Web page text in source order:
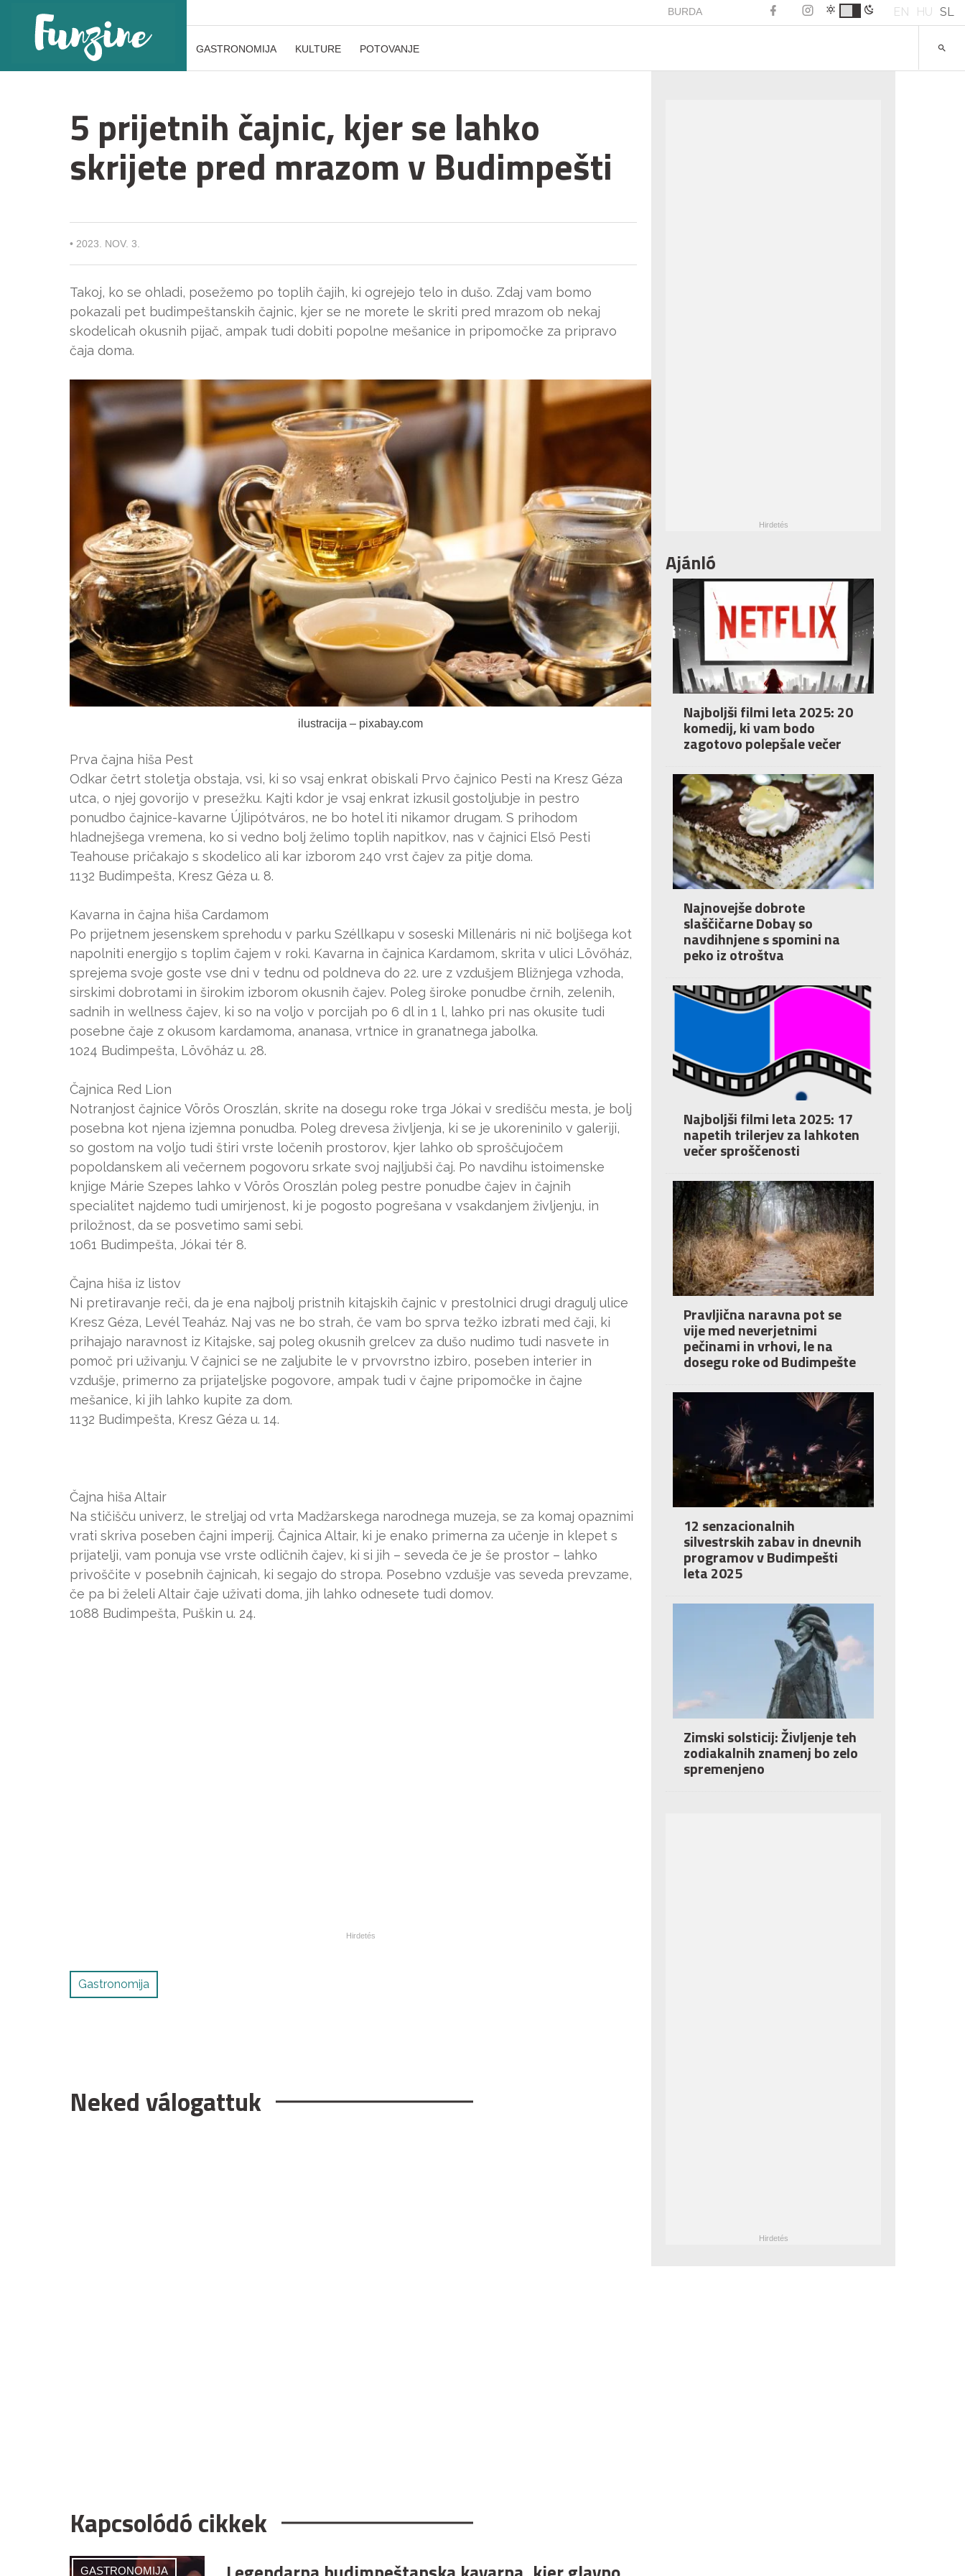
BURDA EN HU SL
GASTRONOMIJA KULTURE POTOVANJE
5 prijetnih čajnic, kjer se lahko
skrijete pred mrazom v Budimpešti
• 2023. NOV. 3.
Takoj, ko se ohladi, posežemo po toplih čajih, ki ogrejejo telo in dušo. Zdaj vam bomo
pokazali pet budimpeštanskih čajnic, kjer se ne morete le skriti pred mrazom ob nekaj
skodelicah okusnih pijač, ampak tudi dobiti popolne mešanice in pripomočke za pripravo
čaja doma.
ilustracija – pixabay.com
Prva čajna hiša Pest
Odkar četrt stoletja obstaja, vsi, ki so vsaj enkrat obiskali Prvo čajnico Pesti na Kresz Géza
utca, o njej govorijo v presežku. Kajti kdor je vsaj enkrat izkusil gostoljubje in pestro
ponudbo čajnice-kavarne Újlipótváros, ne bo hotel iti nikamor drugam. S prihodom
hladnejšega vremena, ko si vedno bolj želimo toplih napitkov, nas v čajnici Első Pesti
Teahouse pričakajo s skodelico ali kar izborom 240 vrst čajev za pitje doma.
1132 Budimpešta, Kresz Géza u. 8.
Kavarna in čajna hiša Cardamom
Po prijetnem jesenskem sprehodu v parku Széllkapu v soseski Millenáris ni nič boljšega kot
napolniti energijo s toplim čajem v roki. Kavarna in čajnica Kardamom, skrita v ulici Lövőház,
sprejema svoje goste vse dni v tednu od poldneva do 22. ure z vzdušjem Bližnjega vzhoda,
sirskimi dobrotami in širokim izborom okusnih čajev. Poleg široke ponudbe črnih, zelenih,
sadnih in wellness čajev, ki so na voljo v porcijah po 6 dl in 1 l, lahko pri nas okusite tudi
posebne čaje z okusom kardamoma, ananasa, vrtnice in granatnega jabolka.
1024 Budimpešta, Lövőház u. 28.
Čajnica Red Lion
Notranjost čajnice Vörös Oroszlán, skrite na dosegu roke trga Jókai v središču mesta, je bolj
posebna kot njena izjemna ponudba. Poleg drevesa življenja, ki se je ukoreninilo v galeriji,
so gostom na voljo tudi štiri vrste ločenih prostorov, kjer lahko ob sproščujočem
popoldanskem ali večernem pogovoru srkate svoj najljubši čaj. Po navdihu istoimenske
knjige Márie Szepes lahko v Vörös Oroszlán poleg pestre ponudbe čajev in čajnih
specialitet najdemo tudi umirjenost, ki je pogosto pogrešana v vsakdanjem življenju, in
priložnost, da se posvetimo sami sebi.
1061 Budimpešta, Jókai tér 8.
Čajna hiša iz listov
Ni pretiravanje reči, da je ena najbolj pristnih kitajskih čajnic v prestolnici drugi dragulj ulice
Kresz Géza, Levél Teaház. Naj vas ne bo strah, če vam bo sprva težko izbrati med čaji, ki
prihajajo naravnost iz Kitajske, saj poleg okusnih grelcev za dušo nudimo tudi nasvete in
pomoč pri uživanju. V čajnici se ne zaljubite le v prvovrstno izbiro, poseben interier in
vzdušje, primerno za prijateljske pogovore, ampak tudi v čajne pripomočke in čajne
mešanice, ki jih lahko kupite za dom.
1132 Budimpešta, Kresz Géza u. 14.
Čajna hiša Altair
Na stičišču univerz, le streljaj od vrta Madžarskega narodnega muzeja, se za komaj opaznimi
vrati skriva poseben čajni imperij. Čajnica Altair, ki je enako primerna za učenje in klepet s
prijatelji, vam ponuja vse vrste odličnih čajev, ki si jih – seveda če je še prostor – lahko
privoščite v posebnih čajnicah, ki segajo do stropa. Posebno vzdušje vas seveda prevzame,
če pa bi želeli Altair čaje uživati doma, jih lahko odnesete tudi domov.
1088 Budimpešta, Puškin u. 24.
Gastronomija
Neked válogattuk
Kapcsolódó cikkek
GASTRONOMIJA
Ajánló
Najboljši filmi leta 2025: 20
komedij, ki vam bodo
zagotovo polepšale večer
Najnovejše dobrote
slaščičarne Dobay so
navdihnjene s spomini na
peko iz otroštva
Najboljši filmi leta 2025: 17
napetih trilerjev za lahkoten
večer sproščenosti
Pravljična naravna pot se
vije med neverjetnimi
pečinami in vrhovi, le na
dosegu roke od Budimpešte
12 senzacionalnih
silvestrskih zabav in dnevnih
programov v Budimpešti
leta 2025
Zimski solsticij: Življenje teh
zodiakalnih znamenj bo zelo
spremenjeno